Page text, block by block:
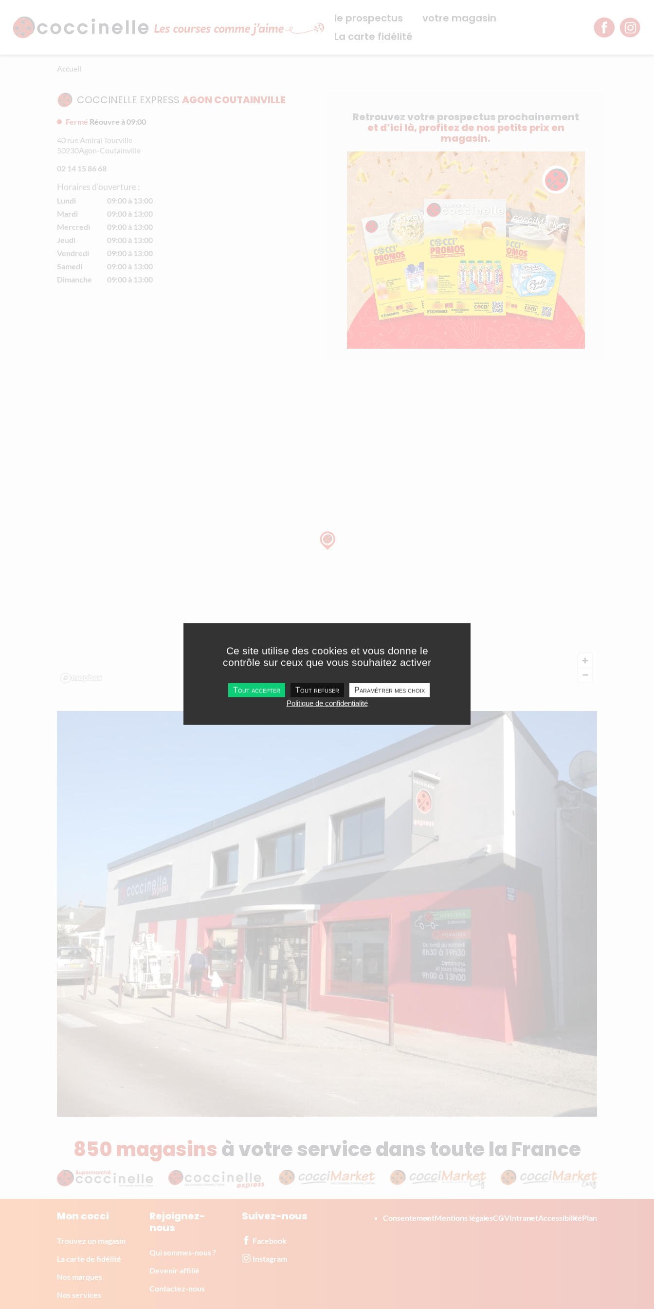
Navigation principale
le prospectus
votre magasin
La carte fidélité
Accueil
COCCINELLE EXPRESS AGON COUTAINVILLE
Fermé Réouvre à 09:00
40 rue Amiral Tourville
50230Agon-Coutainville
02 14 15 86 68
Horaires d’ouverture :
Lundi
09:00 à 13:00
Mardi
09:00 à 13:00
Mercredi
09:00 à 13:00
Jeudi
09:00 à 13:00
Vendredi
09:00 à 13:00
Samedi
09:00 à 13:00
Dimanche
09:00 à 13:00
Retrouvez votre prospectus prochainement
et d’ici là, profitez de nos petits prix en
magasin.
850 magasinsà votre service dans toute la France
Mon cocci
Trouvez un magasin
La carte de fidélité
Nos marques
Nos services
Rejoignez-
nous
Qui sommes-nous ?
Devenir affilié
Contactez-nous
Suivez-nous
Facebook
Instagram
Corporate
ConsentementMentions légalesCGVIntranetAccessibilitéPlan
Ce site utilise des cookies et vous donne le
contrôle sur ceux que vous souhaitez activer
Tout accepter Tout refuser
Paramétrer mes choix
Politique de confidentialité